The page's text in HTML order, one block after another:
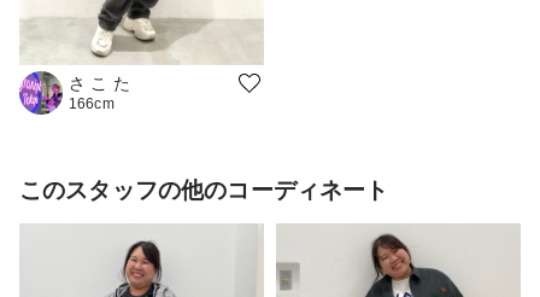
さ こ た
166cm
このスタッフの他のコーディネート